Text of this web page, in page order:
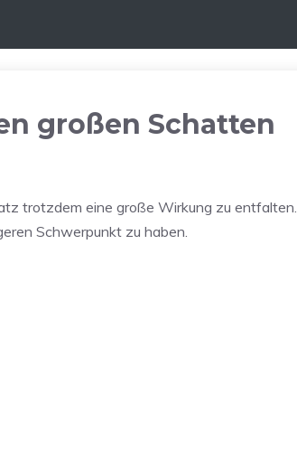
großen Schatten
trotzdem eine große Wirkung zu entfalten.
Schwerpunkt zu haben.